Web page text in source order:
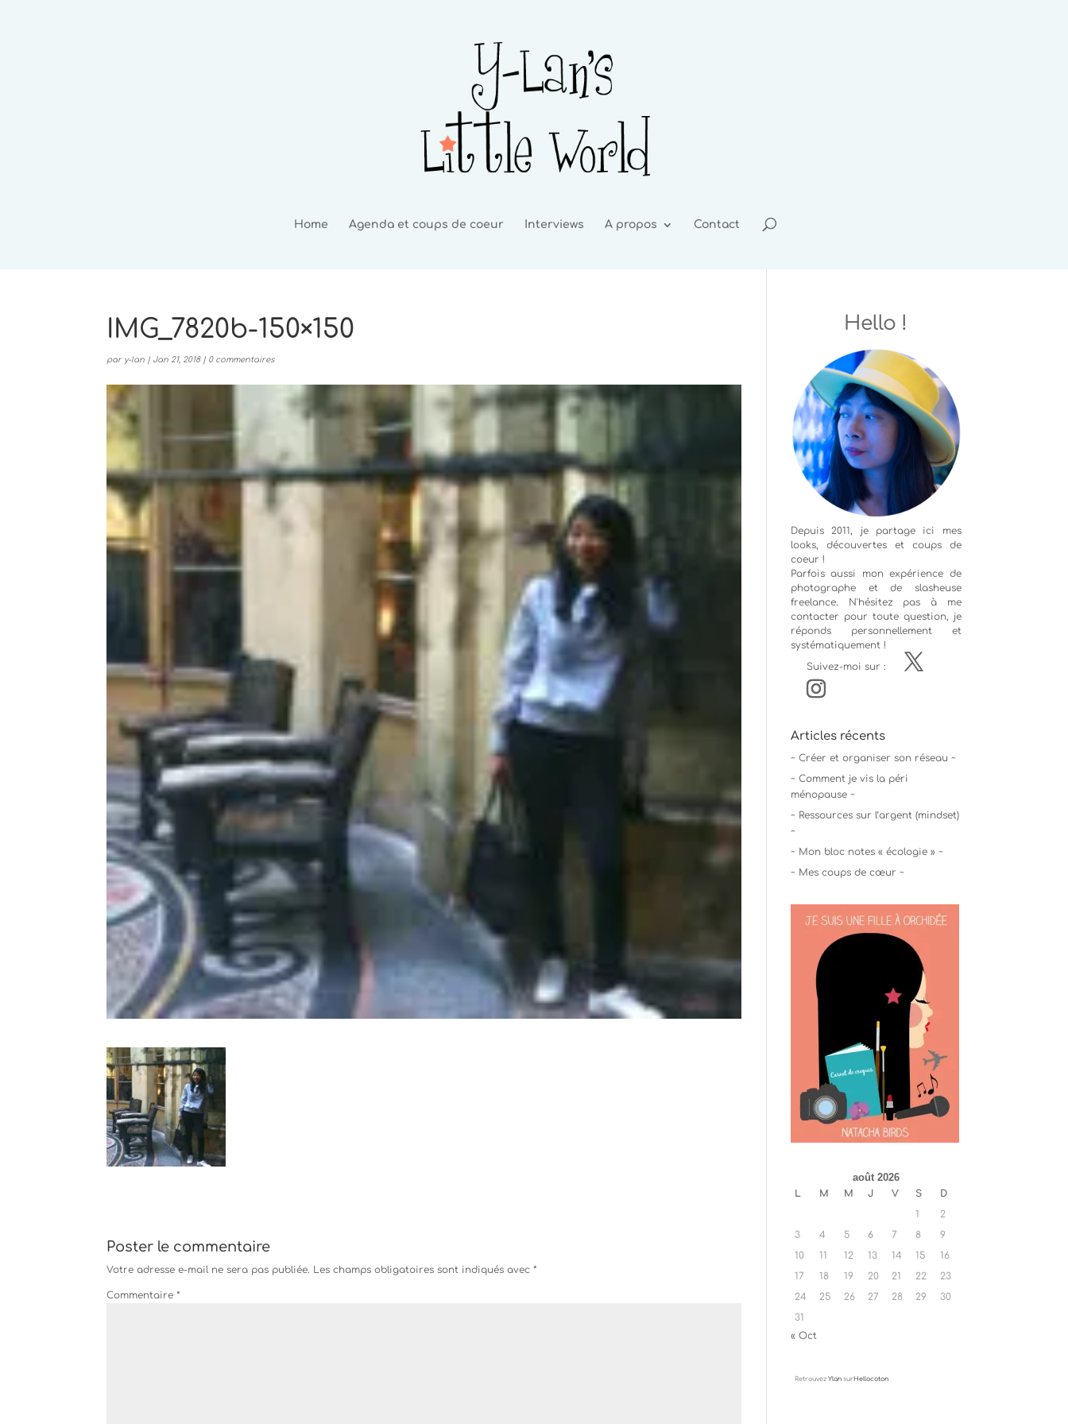
Home Agenda et coups de coeur Interviews A propos Contact
IMG_7820b-150×150
par y-lan | Jan 21, 2018| 0 commentaires
Poster le commentaire
Votre adresse e-mail ne sera pas publiée. Les champs obligatoires sont indiqués avec*
Commentaire*
Hello !
Depuis 2011, je partage ici mes
looks, découvertes et coups de
coeur !
Parfois aussi mon expérience de
photographeet de slasheuse
freelance. N'hésitez pas à me
contacter pour toute question, je
réponds personnellement et
systématiquement !
Suivez-moi sur :
Articles récents
~ Créer et organiser son réseau ~
~ Comment je vis la péri
ménopause ~
~ Ressources sur l’argent (mindset)
~
~ Mon bloc notes « écologie » ~
~ Mes coups de cœur ~
août 2026
L M M J V S
D
1
2
3
4 5 6 7 8
9
10
11 12 13 14 15
16
17
18 19 20 21 22
23
24
25 26 27 28 29
30
31
« Oct
Retrouvez Ylansur Hellocoton